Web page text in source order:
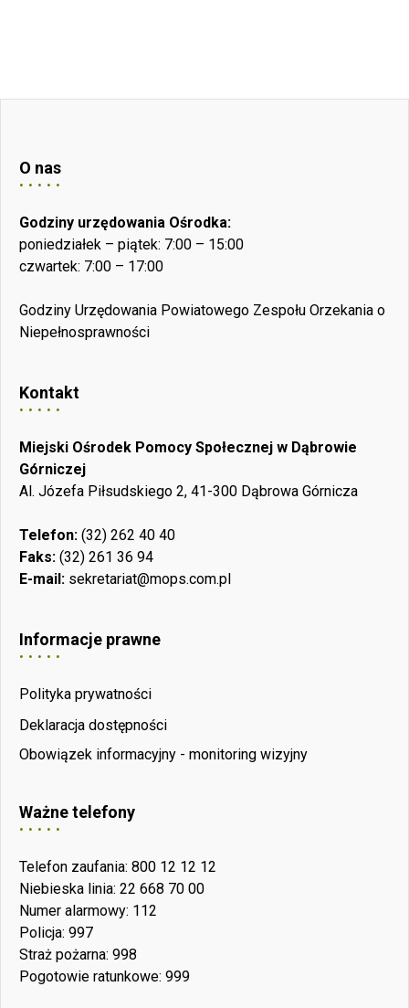
O nas
Godziny urzędowania Ośrodka:
poniedziałek – piątek: 7:00 – 15:00
czwartek: 7:00 – 17:00
Godziny Urzędowania Powiatowego Zespołu Orzekania o
Niepełnosprawności
Kontakt
Miejski Ośrodek Pomocy Społecznej w Dąbrowie
Górniczej
Al. Józefa Piłsudskiego 2, 41-300 Dąbrowa Górnicza
Telefon: (32) 262 40 40
Faks: (32) 261 36 94
E-mail: sekretariat@mops.com.pl
Informacje prawne
Polityka prywatności
Deklaracja dostępności
Obowiązek informacyjny - monitoring wizyjny
Ważne telefony
Telefon zaufania: 800 12 12 12
Niebieska linia: 22 668 70 00
Numer alarmowy: 112
Policja: 997
Straż pożarna: 998
Pogotowie ratunkowe: 999